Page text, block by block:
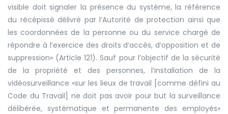
visible doit signaler la présence du système, la référence
du récépissé délivré par l’Autorité de protection ainsi que
les coordonnées de la personne ou du service chargé de
répondre à l’exercice des droits d’accès, d’opposition et de
suppression» (Article 121). Sauf pour l’objectif de la sécurité
de la propriété et des personnes, l’installation de la
vidéosurveillance «sur les lieux de travail [comme défini au
Code du Travail] ne doit pas avoir pour but la surveillance
délibérée, systématique et permanente des employés»